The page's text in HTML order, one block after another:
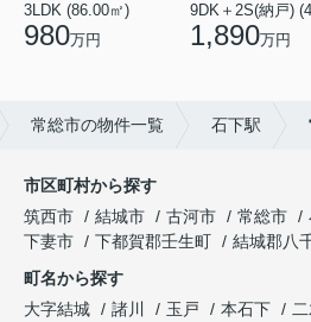
3LDK (86.00㎡)
980万円 1,890万円
常総市の物件一覧 石下駅
市区町村から探す
筑西市
結城市 古河市 常総市
下妻市
下都賀郡壬生町 結城郡八
町名から探す
大字結城
諸川 玉戸 本石下